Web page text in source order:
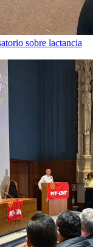
sobre lactancia